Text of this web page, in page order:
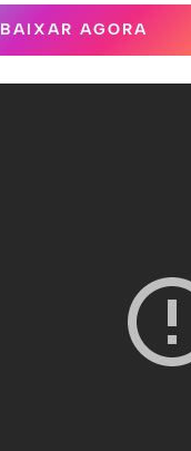
BAIXAR AGORA